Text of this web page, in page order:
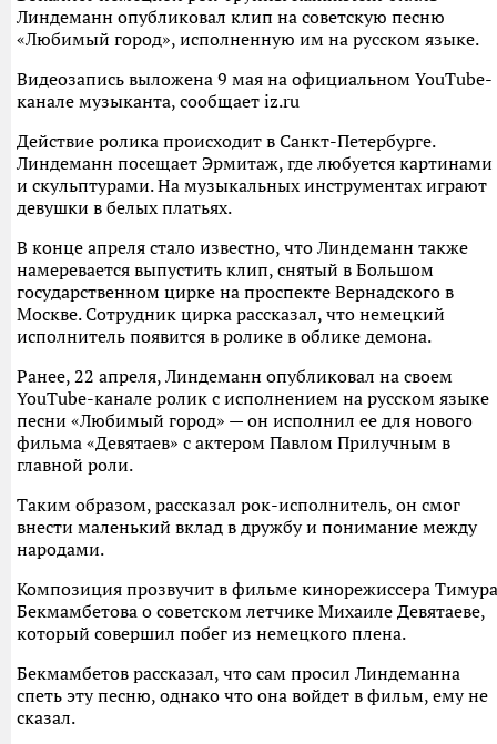
Линдеманн опубликовал клип на советскую песню
«Любимый город», исполненную им на русском языке.
Видеозапись выложена 9 мая на официальном YouTube-
канале музыканта, сообщает iz.ru
Действие ролика происходит в Санкт-Петербурге.
Линдеманн посещает Эрмитаж, где любуется картинами
и скульптурами. На музыкальных инструментах играют
девушки в белых платьях.
В конце апреля стало известно, что Линдеманн также
намеревается выпустить клип, снятый в Большом
государственном цирке на проспекте Вернадского в
Москве. Сотрудник цирка рассказал, что немецкий
исполнитель появится в ролике в облике демона.
Ранее, 22 апреля, Линдеманн опубликовал на своем
YouTube-канале ролик с исполнением на русском языке
песни «Любимый город» — он исполнил ее для нового
фильма «Девятаев» с актером Павлом Прилучным в
главной роли.
Таким образом, рассказал рок-исполнитель, он смог
внести маленький вклад в дружбу и понимание между
народами.
Композиция прозвучит в фильме кинорежиссера Тимура
Бекмамбетова о советском летчике Михаиле Девятаеве,
который совершил побег из немецкого плена.
Бекмамбетов рассказал, что сам просил Линдеманна
спеть эту песню, однако что она войдет в фильм, ему не
сказал.